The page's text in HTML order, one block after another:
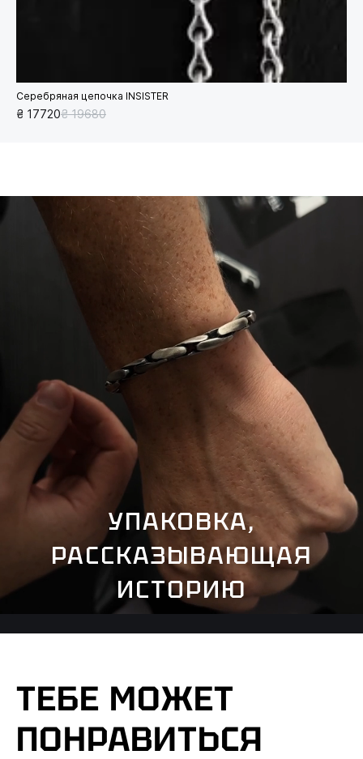
Серебряная цепочка INSISTER
₴ 17720₴ 19680
УПАКОВКА,
РАССКАЗЫВАЮЩАЯ
ИСТОРИЮ
ТЕБЕ МОЖЕТ
ПОНРАВИТЬСЯ